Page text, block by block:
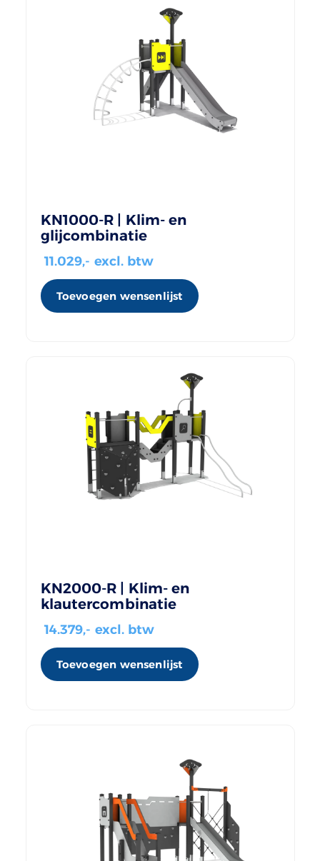
KN1000-R | Klim- en
glijcombinatie
11.029,- excl. btw
Toevoegen wensenlijst
KN2000-R | Klim- en
klautercombinatie
14.379,- excl. btw
Toevoegen wensenlijst